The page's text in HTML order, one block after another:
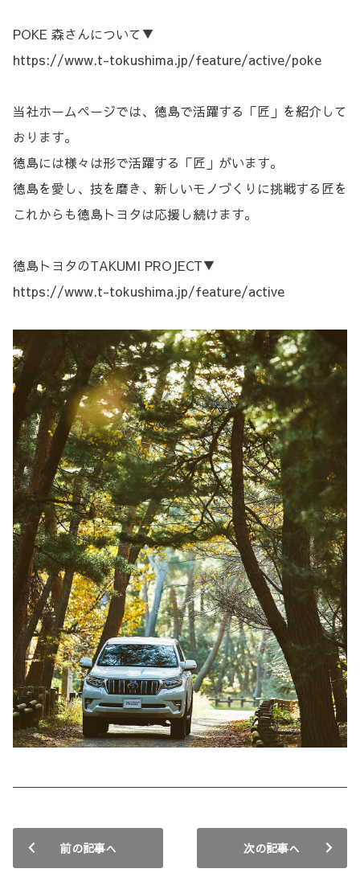
POKE 森さんについて▼
https://www.t-tokushima.jp/feature/active/poke
当社ホームページでは、徳島で活躍する「匠」を紹介して
おります。
徳島には様々は形で活躍する「匠」がいます。
徳島を愛し、技を磨き、新しいモノづくりに挑戦する匠を
これからも徳島トヨタは応援し続けます。
徳島トヨタのTAKUMI PROJECT▼
https://www.t-tokushima.jp/feature/active
前の記事へ 次の記事へ